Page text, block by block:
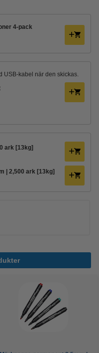
4-pack
USB-kabel när den skickas.
ark [13kg]
| 2,500 ark [13kg]